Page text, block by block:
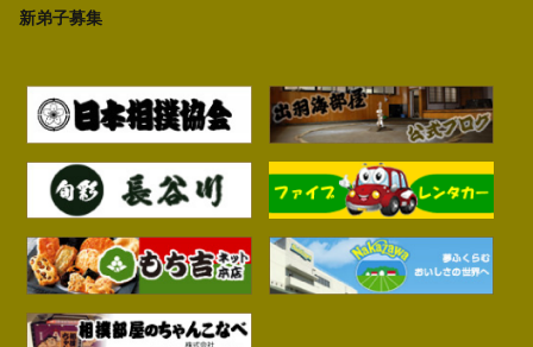
新弟子募集